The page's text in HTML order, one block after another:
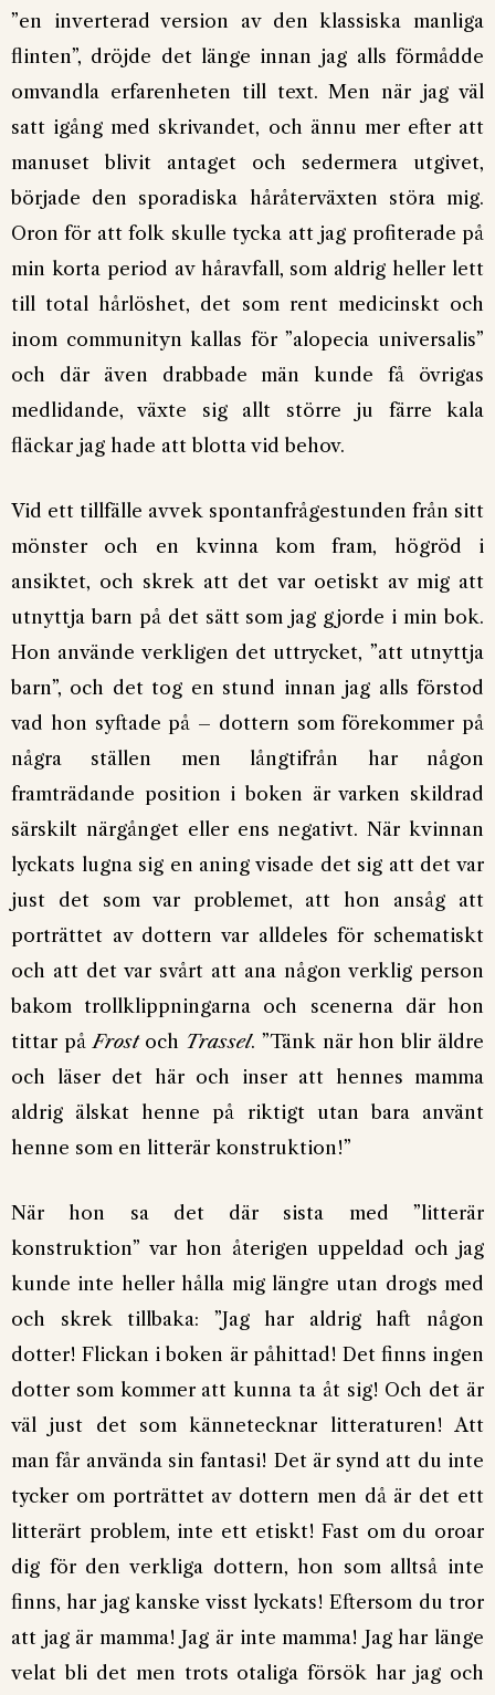
”en inverterad version av den klassiska manliga
flinten”, dröjde det länge innan jag alls förmådde
omvandla erfarenheten till text. Men när jag väl
satt igång med skrivandet, och ännu mer efter att
manuset blivit antaget och sedermera utgivet,
började den sporadiska håråterväxten störa mig.
Oron för att folk skulle tycka att jag profiterade på
min korta period av håravfall, som aldrig heller lett
till total hårlöshet, det som rent medicinskt och
inom communityn kallas för ”alopecia universalis”
och där även drabbade män kunde få övrigas
medlidande, växte sig allt större ju färre kala
fläckar jag hade att blotta vid behov.
Vid ett tillfälle avvek spontanfrågestunden från sitt
mönster och en kvinna kom fram, högröd i
ansiktet, och skrek att det var oetiskt av mig att
utnyttja barn på det sätt som jag gjorde i min bok.
Hon använde verkligen det uttrycket, ”att utnyttja
barn”, och det tog en stund innan jag alls förstod
vad hon syftade på – dottern som förekommer på
några ställen men långtifrån har någon
framträdande position i boken är varken skildrad
särskilt närgånget eller ens negativt. När kvinnan
lyckats lugna sig en aning visade det sig att det var
just det som var problemet, att hon ansåg att
porträttet av dottern var alldeles för schematiskt
och att det var svårt att ana någon verklig person
bakom trollklippningarna och scenerna där hon
tittar på Frost och Trassel. ”Tänk när hon blir äldre
och läser det här och inser att hennes mamma
aldrig älskat henne på riktigt utan bara använt
henne som en litterär konstruktion!”
När hon sa det där sista med ”litterär
konstruktion” var hon återigen uppeldad och jag
kunde inte heller hålla mig längre utan drogs med
och skrek tillbaka: ”Jag har aldrig haft någon
dotter! Flickan i boken är påhittad! Det finns ingen
dotter som kommer att kunna ta åt sig! Och det är
väl just det som kännetecknar litteraturen! Att
man får använda sin fantasi! Det är synd att du inte
tycker om porträttet av dottern men då är det ett
litterärt problem, inte ett etiskt! Fast om du oroar
dig för den verkliga dottern, hon som alltså inte
finns, har jag kanske visst lyckats! Eftersom du tror
att jag är mamma! Jag är inte mamma! Jag har länge
velat bli det men trots otaliga försök har jag och